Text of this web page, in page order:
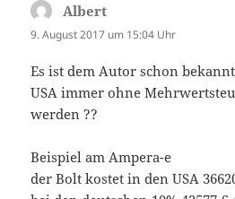
Albert
9. August 2017 um 15:04 Uhr
Es ist dem Autor schon
USA immer ohne
werden ??
Beispiel am Ampera-e
der Bolt kostet in den USA